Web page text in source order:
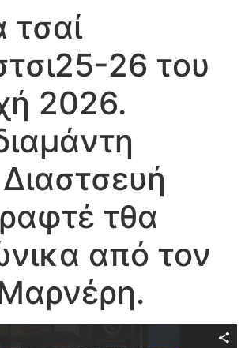
τσαί
26 του
2026.
τθα
από τον